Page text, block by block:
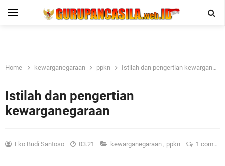
Home kewarganegaraan ppkn Istilah dan pengertian kewarganegaraan
Istilah dan pengertian
kewarganegaraan
Eko Budi Santoso 03.21 kewarganegaraan , ppkn 1 comment